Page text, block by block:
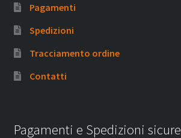
Pagamenti
Spedizioni
Tracciamento ordine
Contatti
Pagamenti e Spedizioni sicure